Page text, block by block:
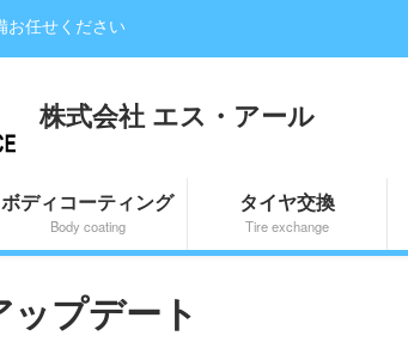
お任せください
株式会社 エス・アール
ボディコーティング
Body coating
タイヤ交換
Tire exchange
ップデート